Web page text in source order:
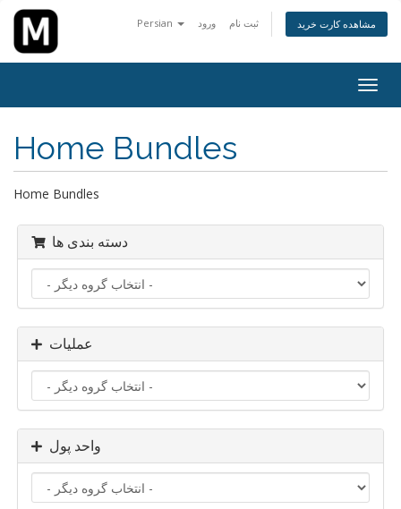
Persian ورود ثبت نام مشاهده کارت خرید
تغییر
Home Bundles
Home Bundles
دسته بندی ها
عملیات
واحد پول